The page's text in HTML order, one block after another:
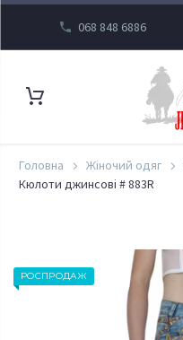
068 848 6886
Головна Жіночий одяг
Кюлоти джинсові # 883R
РОСПРОДАЖ